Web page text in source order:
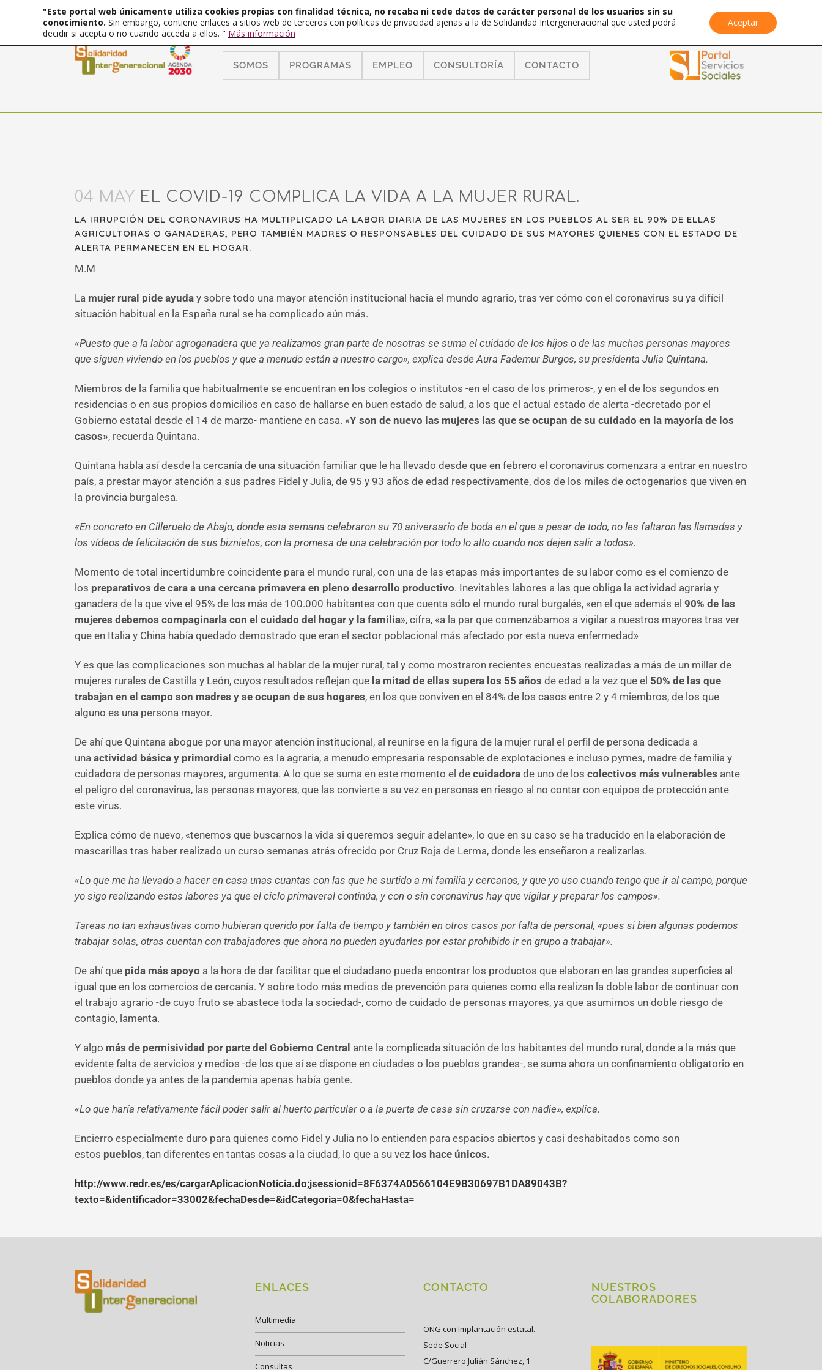
SOMOS PROGRAMAS EMPLEO CONSULTORÍA CONTACTO
04 MAY EL COVID-19 COMPLICA LA VIDA A LA MUJER RURAL.
LA IRRUPCIÓN DEL CORONAVIRUS HA MULTIPLICADO LA LABOR DIARIA DE LAS MUJERES EN LOS PUEBLOS AL SER EL 90% DE ELLAS
AGRICULTORAS O GANADERAS, PERO TAMBIÉN MADRES O RESPONSABLES DEL CUIDADO DE SUS MAYORES QUIENES CON EL ESTADO DE
ALERTA PERMANECEN EN EL HOGAR.
M.M
La mujer rural pide ayuda y sobre todo una mayor atención institucional hacia el mundo agrario, tras ver cómo con el coronavirus su ya difícil
situación habitual en la España rural se ha complicado aún más.
«Puesto que a la labor agroganadera que ya realizamos gran parte de nosotras se suma el cuidado de los hijos o de las muchas personas mayores
que siguen viviendo en los pueblos y que a menudo están a nuestro cargo», explica desde Aura Fademur Burgos, su presidenta Julia Quintana.
Miembros de la familia que habitualmente se encuentran en los colegios o institutos -en el caso de los primeros-, y en el de los segundos en
residencias o en sus propios domicilios en caso de hallarse en buen estado de salud, a los que el actual estado de alerta -decretado por el
Gobierno estatal desde el 14 de marzo- mantiene en casa. «Y son de nuevo las mujeres las que se ocupan de su cuidado en la mayoría de los
casos», recuerda Quintana.
Quintana habla así desde la cercanía de una situación familiar que le ha llevado desde que en febrero el coronavirus comenzara a entrar en nuestro
país, a prestar mayor atención a sus padres Fidel y Julia, de 95 y 93 años de edad respectivamente, dos de los miles de octogenarios que viven en
la provincia burgalesa.
«En concreto en Cilleruelo de Abajo, donde esta semana celebraron su 70 aniversario de boda en el que a pesar de todo, no les faltaron las llamadas y
los vídeos de felicitación de sus biznietos, con la promesa de una celebración por todo lo alto cuando nos dejen salir a todos».
Momento de total incertidumbre coincidente para el mundo rural, con una de las etapas más importantes de su labor como es el comienzo de
los preparativos de cara a una cercana primavera en pleno desarrollo productivo. Inevitables labores a las que obliga la actividad agraria y
ganadera de la que vive el 95% de los más de 100.000 habitantes con que cuenta sólo el mundo rural burgalés, «en el que además el 90% de las
mujeres debemos compaginarla con el cuidado del hogar y la familia», cifra, «a la par que comenzábamos a vigilar a nuestros mayores tras ver
que en Italia y China había quedado demostrado que eran el sector poblacional más afectado por esta nueva enfermedad»
Y es que las complicaciones son muchas al hablar de la mujer rural, tal y como mostraron recientes encuestas realizadas a más de un millar de
mujeres rurales de Castilla y León, cuyos resultados reflejan que la mitad de ellas supera los 55 años de edad a la vez que el 50% de las que
trabajan en el campo son madres y se ocupan de sus hogares, en los que conviven en el 84% de los casos entre 2 y 4 miembros, de los que
alguno es una persona mayor.
De ahí que Quintana abogue por una mayor atención institucional, al reunirse en la figura de la mujer rural el perfil de persona dedicada a
una actividad básica y primordial como es la agraria, a menudo empresaria responsable de explotaciones e incluso pymes, madre de familia y
cuidadora de personas mayores, argumenta. A lo que se suma en este momento el de cuidadora de uno de los colectivos más vulnerables ante
el peligro del coronavirus, las personas mayores, que las convierte a su vez en personas en riesgo al no contar con equipos de protección ante
este virus.
Explica cómo de nuevo, «tenemos que buscarnos la vida si queremos seguir adelante», lo que en su caso se ha traducido en la elaboración de
mascarillas tras haber realizado un curso semanas atrás ofrecido por Cruz Roja de Lerma, donde les enseñaron a realizarlas.
«Lo que me ha llevado a hacer en casa unas cuantas con las que he surtido a mi familia y cercanos, y que yo uso cuando tengo que ir al campo, porque
yo sigo realizando estas labores ya que el ciclo primaveral continúa, y con o sin coronavirus hay que vigilar y preparar los campos».
Tareas no tan exhaustivas como hubieran querido por falta de tiempo y también en otros casos por falta de personal, «pues si bien algunas podemos
trabajar solas, otras cuentan con trabajadores que ahora no pueden ayudarles por estar prohibido ir en grupo a trabajar».
De ahí que pida más apoyo a la hora de dar facilitar que el ciudadano pueda encontrar los productos que elaboran en las grandes superficies al
igual que en los comercios de cercanía. Y sobre todo más medios de prevención para quienes como ella realizan la doble labor de continuar con
el trabajo agrario -de cuyo fruto se abastece toda la sociedad-, como de cuidado de personas mayores, ya que asumimos un doble riesgo de
contagio, lamenta.
Y algo más de permisividad por parte del Gobierno Central ante la complicada situación de los habitantes del mundo rural, donde a la más que
evidente falta de servicios y medios -de los que sí se dispone en ciudades o los pueblos grandes-, se suma ahora un confinamiento obligatorio en
pueblos donde ya antes de la pandemia apenas había gente.
«Lo que haría relativamente fácil poder salir al huerto particular o a la puerta de casa sin cruzarse con nadie», explica.
Encierro especialmente duro para quienes como Fidel y Julia no lo entienden para espacios abiertos y casi deshabitados como son
estos pueblos, tan diferentes en tantas cosas a la ciudad, lo que a su vez los hace únicos.
http://www.redr.es/es/cargarAplicacionNoticia.do;jsessionid=8F6374A0566104E9B30697B1DA89043B?
texto=&identificador=33002&fechaDesde=&idCategoria=0&fechaHasta=
ENLACES
Multimedia
Noticias
Consultas
CONTACTO
ONG con Implantación estatal.
Sede Social
C/Guerrero Julián Sánchez, 1
NUESTROS
COLABORADORES
"Este portal web únicamente utiliza cookies propias con finalidad técnica, no recaba ni cede datos de carácter personal de los usuarios sin su
conocimiento. Sin embargo, contiene enlaces a sitios web de terceros con políticas de privacidad ajenas a la de Solidaridad Intergeneracional que usted podrá
decidir si acepta o no cuando acceda a ellos. " Más información
Aceptar